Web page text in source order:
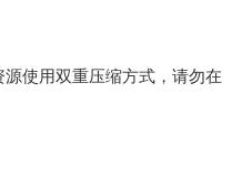
使用双重压缩方式，请勿在